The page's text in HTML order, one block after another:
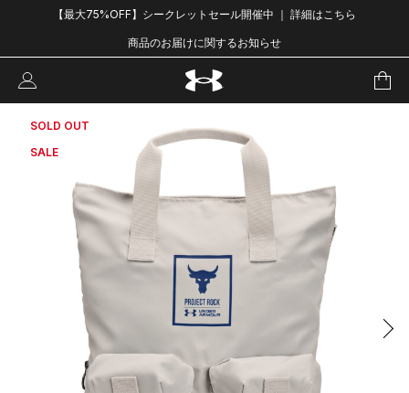
【最大75%OFF】シークレットセール開催中 ｜ 詳細はこちら
商品のお届けに関するお知らせ
SOLD OUT
SALE